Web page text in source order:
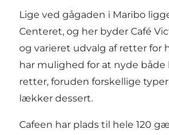
Lige ved gågaden i Maribo
Centeret, og her byder Café
og varieret udvalg af retter for
har mulighed for at nyde både
retter, foruden forskellige
lækker dessert.
Cafeen har plads til hele 120